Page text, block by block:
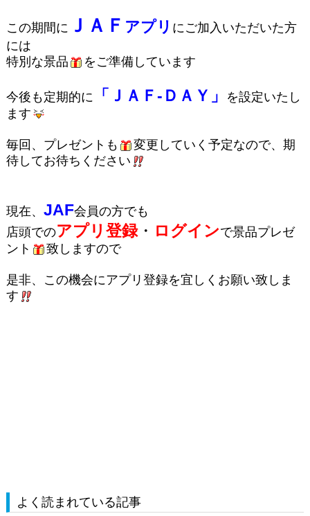
この期間に ＪＡＦ アプリ にご加入いただいた方
には
特別な景品
をご準備しています
今後も定期的に 「ＪＡＦ-ＤＡＹ」
を設定いたし
ます
毎回、プレゼントも
変更していく予定なので、期
待してお待ちください
現在、 JAF会員の方でも
店頭でのアプリ登録・ ログインで景品プレゼ
ント
致しますので
是非、この機会にアプリ登録を宜しくお願い致しま
す
よく読まれている記事